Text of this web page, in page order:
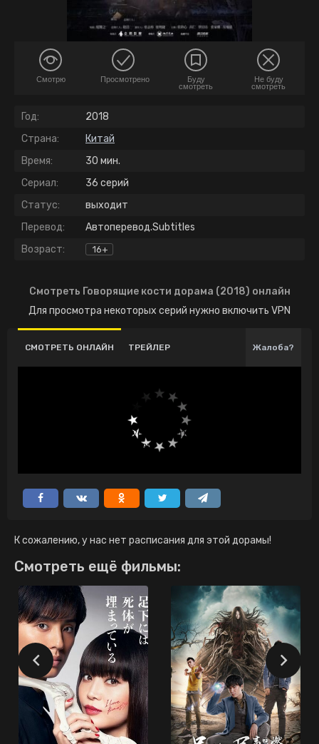
Смотрю Просмотрено
Буду
смотреть
Не буду
смотреть
Год:
2018
Страна:
Китай
Время:
30 мин.
Сериал:
36 серий
Статус:
выходит
Перевод:
Автоперевод.Subtitles
Возраст:
16+
Смотреть Говорящие кости дорама (2018) онлайн
Для просмотра некоторых серий нужно включить VPN
СМОТРЕТЬ ОНЛАЙН ТРЕЙЛЕР Жалоба?
К сожалению, у нас нет расписания для этой дорамы!
Смотреть ещё фильмы: